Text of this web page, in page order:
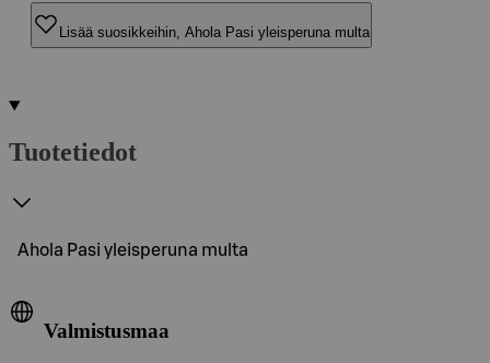
Lisää suosikkeihin, Ahola Pasi yleisperuna multa
Tuotetiedot
Ahola Pasi yleisperuna multa
Valmistusmaa